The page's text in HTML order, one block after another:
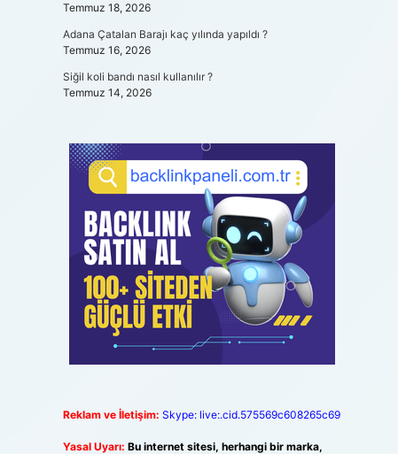
Temmuz 18, 2026
Adana Çatalan Barajı kaç yılında yapıldı ?
Temmuz 16, 2026
Siğil koli bandı nasıl kullanılır ?
Temmuz 14, 2026
Reklam ve İletişim: Skype: live:.cid.575569c608265c69
Yasal Uyarı: Bu internet sitesi, herhangi bir marka,